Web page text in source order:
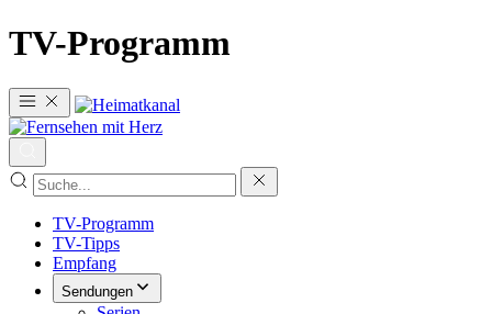
TV-Programm
TV-Programm
TV-Tipps
Empfang
Sendungen